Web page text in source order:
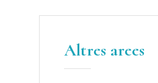
Altres arees